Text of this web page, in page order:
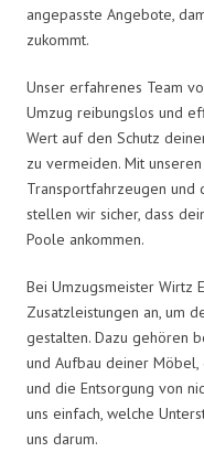
angepasste Angebote,
zukommt.
Unser erfahrenes Team
Umzug reibungslos und
Wert auf den Schutz
zu vermeiden. Mit
Transportfahrzeugen und
stellen wir sicher, dass
Poole ankommen.
Bei Umzugsmeister Wirtz
Zusatzleistungen an, um
gestalten. Dazu gehören
und Aufbau deiner
und die Entsorgung von
uns einfach, welche
uns darum.